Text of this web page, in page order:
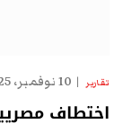
تقارير 10 نوفمبر، 2025
اختطاف